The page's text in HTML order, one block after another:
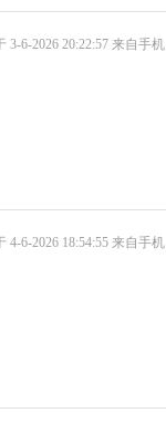
3-6-2026 20:22:57 来自手机
4-6-2026 18:54:55 来自手机